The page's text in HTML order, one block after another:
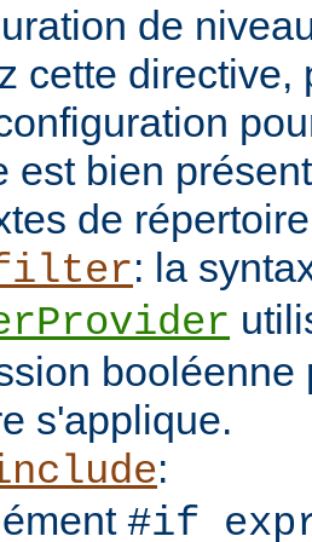
de
cette directive,
est bien
de
: la
booléenne
s'applique.
:
#if